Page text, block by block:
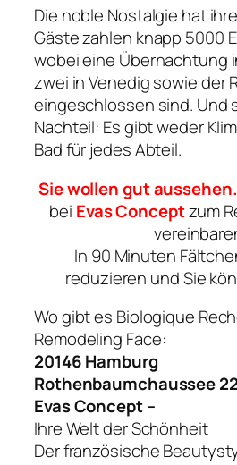
Die noble Nostalgie hat
Gäste zahlen knapp 5000
wobei eine Übernachtung
zwei in Venedig sowie der
eingeschlossen sind. Und
Nachteil: Es gibt weder
Bad für jedes Abteil.
Sie wollen gut
bei Evas Conceptzum
In 90 Minuten
reduzieren und Sie
Wo gibt es Biologique
Remodeling Face:
20146 Hamburg
Rothenbaumchaussee 22
Evas Concept –
Ihre Welt der Schönheit
Der französische